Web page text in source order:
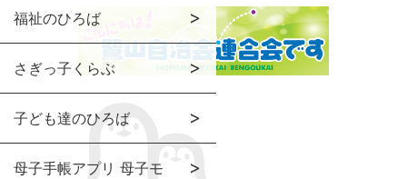
福祉のひろば
さぎっ子くらぶ
子ども達のひろば
母子手帳アプリ 母子モ